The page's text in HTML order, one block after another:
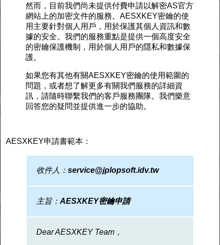
然而，目前我們尚未提供付費申請以解密AS官方
網站上的加密文件的服務。AESXKEY密鑰的使
用主要針對個人用戶，用於保護其個人資訊和數
據的安全。我們的服務重點是提供一個高度安全
的密鑰保護機制，用於個人用戶的隱私和數據保
護。
如果您有其他有關AESXKEY密鑰的使用範圍的
問題，或者想了解更多有關我們服務的詳細資
訊，請隨時聯繫我們的客戶服務團隊。我們樂意
回答您的疑問並提供進一步的協助。
AESXKEY申請書範本：
收件人： service@jplopsoft.idv.tw
主旨： AESXKEY密鑰申請
Dear AESXKEY Team，